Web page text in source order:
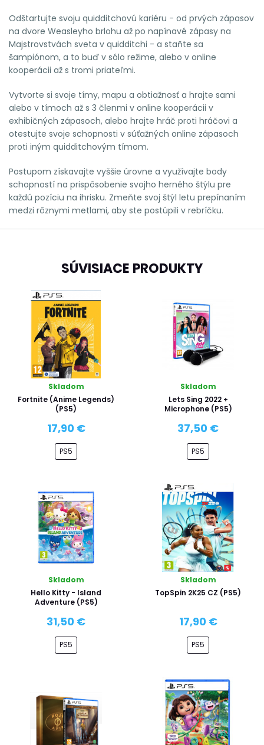
Odštartujte svoju quidditchovú kariéru - od prvých zápasov
na dvore Weasleyho brlohu až po napínavé zápasy na
Majstrovstvách sveta v quidditchi - a staňte sa
šampiónom, a to buď v sólo režime, alebo v online
kooperácii až s tromi priateľmi.
Vytvorte si svoje tímy, mapu a obtiažnosť a hrajte sami
alebo v tímoch až s 3 členmi v online kooperácii v
exhibičných zápasoch, alebo hrajte hráč proti hráčovi a
otestujte svoje schopnosti v súťažných online zápasoch
proti iným quidditchovým tímom.
Postupom získavajte vyššie úrovne a využívajte body
schopností na prispôsobenie svojho herného štýlu pre
každú pozíciu na ihrisku. Zmeňte svoj štýl letu prepínaním
medzi rôznymi metlami, aby ste postúpili v rebríčku.
SÚVISIACE PRODUKTY
Skladom
Fortnite (Anime Legends)
(PS5)
17,90 €
PS5
Skladom
Lets Sing 2022 +
Microphone (PS5)
37,50 €
PS5
Skladom
Hello Kitty - Island
Adventure (PS5)
31,50 €
PS5
Skladom
TopSpin 2K25 CZ (PS5)
17,90 €
PS5